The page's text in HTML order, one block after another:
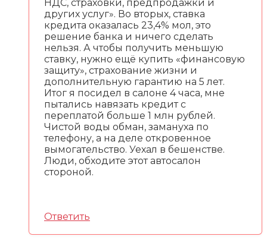
НДС, страховки, предпродажки и
других услуг». Во вторых, ставка
кредита оказалась 23,4% мол, это
решение банка и ничего сделать
нельзя. А чтобы получить меньшую
ставку, нужно ещё купить «финансовую
защиту», страхование жизни и
дополнительную гарантию на 5 лет.
Итог я посидел в салоне 4 часа, мне
пытались навязать кредит с
переплатой больше 1 млн рублей.
Чистой воды обман, замануха по
телефону, а на деле откровенное
вымогательство. Уехал в бешенстве.
Люди, обходите этот автосалон
стороной.
Ответить